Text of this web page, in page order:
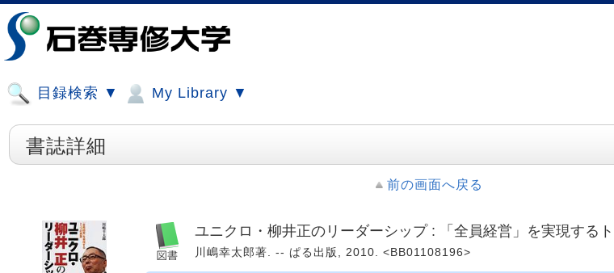
目録検索 ▼ My Library ▼
書誌詳細
前の画面へ戻る
ユニクロ・柳井正のリーダーシップ : 「全員経営」を実現する
川嶋幸太郎著. -- ぱる出版, 2010. <BB01108196>